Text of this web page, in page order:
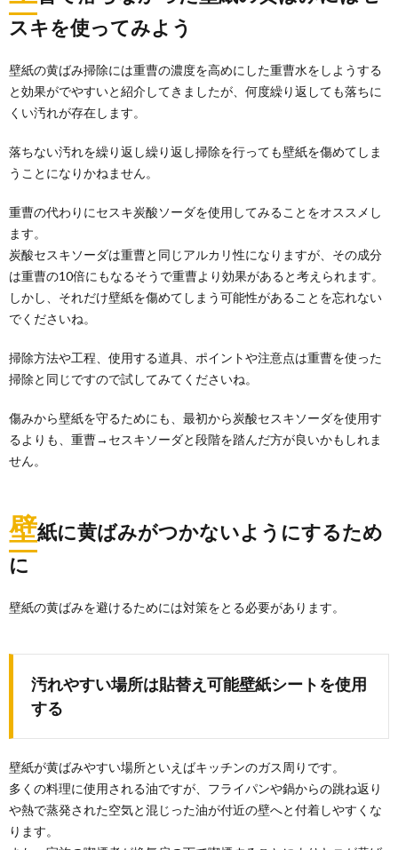
スキを使ってみよう
壁紙の黄ばみ掃除には重曹の濃度を高めにした重曹水をしようする
と効果がでやすいと紹介してきましたが、何度繰り返しても落ちに
くい汚れが存在します。
落ちない汚れを繰り返し繰り返し掃除を行っても壁紙を傷めてしま
うことになりかねません。
重曹の代わりにセスキ炭酸ソーダを使用してみることをオススメし
ます。
炭酸セスキソーダは重曹と同じアルカリ性になりますが、その成分
は重曹の10倍にもなるそうで重曹より効果があると考えられます。
しかし、それだけ壁紙を傷めてしまう可能性があることを忘れない
でくださいね。
掃除方法や工程、使用する道具、ポイントや注意点は重曹を使った
掃除と同じですので試してみてくださいね。
傷みから壁紙を守るためにも、最初から炭酸セスキソーダを使用す
るよりも、重曹→セスキソーダと段階を踏んだ方が良いかもしれま
せん。
壁紙に黄ばみがつかないようにするため
に
壁紙の黄ばみを避けるためには対策をとる必要があります。
汚れやすい場所は貼替え可能壁紙シートを使用
する
壁紙が黄ばみやすい場所といえばキッチンのガス周りです。
多くの料理に使用される油ですが、フライパンや鍋からの跳ね返り
や熱で蒸発された空気と混じった油が付近の壁へと付着しやすくな
ります。